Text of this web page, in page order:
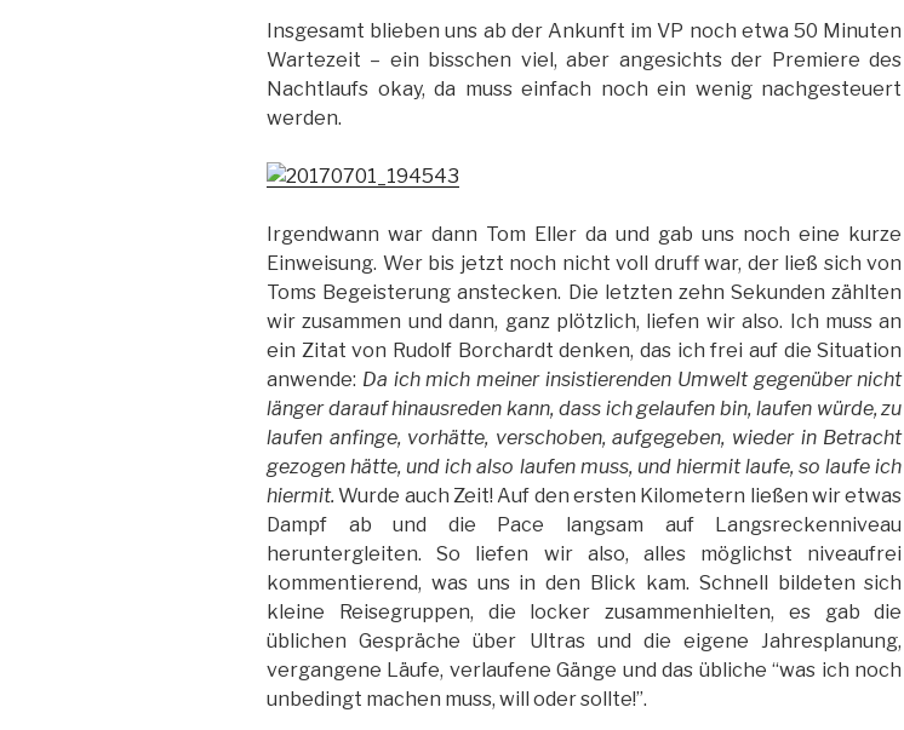
Insgesamt blieben uns ab der Ankunft im VP noch etwa 50 Minuten
Wartezeit – ein bisschen viel, aber angesichts der Premiere des
Nachtlaufs okay, da muss einfach noch ein wenig nachgesteuert
werden.
Irgendwann war dann Tom Eller da und gab uns noch eine kurze
Einweisung. Wer bis jetzt noch nicht voll druff war, der ließ sich von
Toms Begeisterung anstecken. Die letzten zehn Sekunden zählten
wir zusammen und dann, ganz plötzlich, liefen wir also. Ich muss an
ein Zitat von Rudolf Borchardt denken, das ich frei auf die Situation
anwende: Da ich mich meiner insistierenden Umwelt gegenüber nicht
länger darauf hinausreden kann, dass ich gelaufen bin, laufen würde, zu
laufen anfinge, vorhätte, verschoben, aufgegeben, wieder in Betracht
gezogen hätte, und ich also laufen muss, und hiermit laufe, so laufe ich
hiermit. Wurde auch Zeit! Auf den ersten Kilometern ließen wir etwas
Dampf ab und die Pace langsam auf Langsreckenniveau
heruntergleiten. So liefen wir also, alles möglichst niveaufrei
kommentierend, was uns in den Blick kam. Schnell bildeten sich
kleine Reisegruppen, die locker zusammenhielten, es gab die
üblichen Gespräche über Ultras und die eigene Jahresplanung,
vergangene Läufe, verlaufene Gänge und das übliche “was ich noch
unbedingt machen muss, will oder sollte!”.